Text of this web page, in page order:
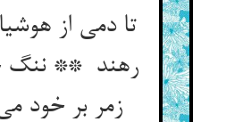
تا دمی از
رهند ** ننگ
زمر بر خود می‌نهند